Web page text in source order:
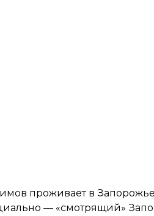
проживает в
— «смотрящий»